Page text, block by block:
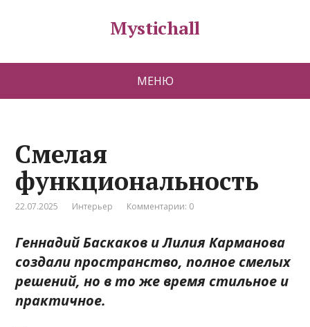
Mystichall
МЕНЮ
Смелая
функциональность
22.07.2025 Интерьер Комментарии: 0
Геннадий Баскаков и Лилия Карманова
создали пространство, полное смелых
решений, но в то же время стильное и
практичное.